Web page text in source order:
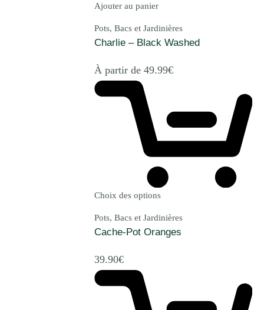
Ajouter au panier
Pots, Bacs et Jardinières
Charlie – Black Washed
À partir de 49.99€
Choix des options
Pots, Bacs et Jardinières
Cache-Pot Oranges
39.90€